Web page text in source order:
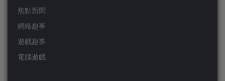
焦點新聞
網絡趣事
遊戲趣事
電腦遊戲